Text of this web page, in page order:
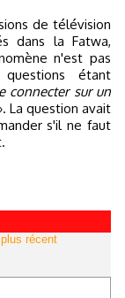
de télévision
dans la Fatwa,
n'est pas
étant
connecter sur un
La question avait
s'il ne faut
récent